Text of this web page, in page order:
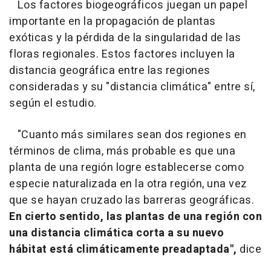
Los factores biogeográficos juegan un papel
importante en la propagación de plantas
exóticas y la pérdida de la singularidad de las
floras regionales. Estos factores incluyen la
distancia geográfica entre las regiones
consideradas y su "distancia climática" entre sí,
según el estudio.
"Cuanto más similares sean dos regiones en
términos de clima, más probable es que una
planta de una región logre establecerse como
especie naturalizada en la otra región, una vez
que se hayan cruzado las barreras geográficas.
En cierto sentido, las plantas de una región con
una distancia climática corta a su nuevo
hábitat está climáticamente preadaptada", dice